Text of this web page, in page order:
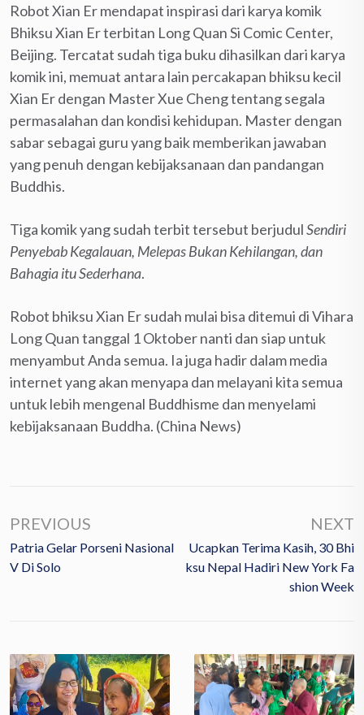
Robot Xian Er mendapat inspirasi dari karya komik
Bhiksu Xian Er terbitan Long Quan Si Comic Center,
Beijing. Tercatat sudah tiga buku dihasilkan dari karya
komik ini, memuat antara lain percakapan bhiksu kecil
Xian Er dengan Master Xue Cheng tentang segala
permasalahan dan kondisi kehidupan. Master dengan
sabar sebagai guru yang baik memberikan jawaban
yang penuh dengan kebijaksanaan dan pandangan
Buddhis.
Tiga komik yang sudah terbit tersebut berjudulSendiri
Penyebab Kegalauan, Melepas Bukan Kehilangan, dan
Bahagia itu Sederhana.
Robot bhiksu Xian Er sudah mulai bisa ditemui di Vihara
Long Quan tanggal 1 Oktober nanti dan siap untuk
menyambut Anda semua. Ia juga hadir dalam media
internet yang akan menyapa dan melayani kita semua
untuk lebih mengenal Buddhisme dan menyelami
kebijaksanaan Buddha. (China News)
PREVIOUS
Patria Gelar Porseni Nasional
V Di Solo
NEXT
Ucapkan Terima Kasih, 30 Bhi
Ksu Nepal Hadiri New York Fa
Shion Week